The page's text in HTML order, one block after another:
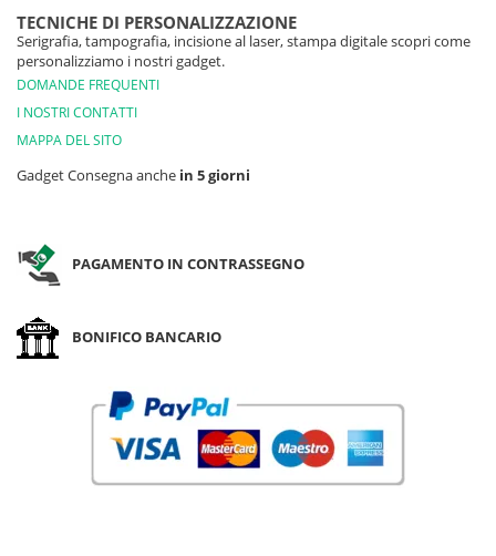
TECNICHE DI PERSONALIZZAZIONE
Serigrafia, tampografia, incisione al laser, stampa digitale scopri come
personalizziamo i nostri gadget.
DOMANDE FREQUENTI
I NOSTRI CONTATTI
MAPPA DEL SITO
Gadget Consegna anche in 5 giorni
PAGAMENTO IN CONTRASSEGNO
BONIFICO BANCARIO